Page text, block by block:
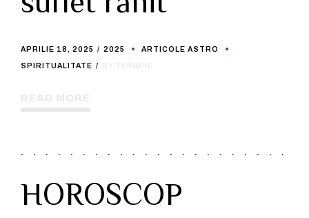
APRILIE 18, 2025 2025 ARTICOLE ASTRO
SPIRITUALITATE
HOROSCOP